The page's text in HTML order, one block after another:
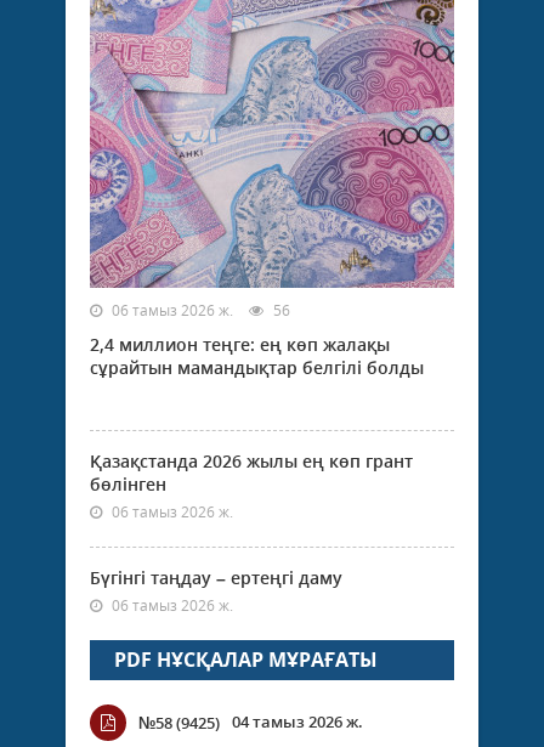
06 тамыз 2026 ж. 56
2,4 миллион теңге: ең көп жалақы
сұрайтын мамандықтар белгілі болды
Қазақстанда 2026 жылы ең көп грант
бөлінген
06 тамыз 2026 ж.
Бүгінгі таңдау – ертеңгі даму
06 тамыз 2026 ж.
PDF НҰСҚАЛАР МҰРАҒАТЫ
№58 (9425) 04 тамыз 2026 ж.